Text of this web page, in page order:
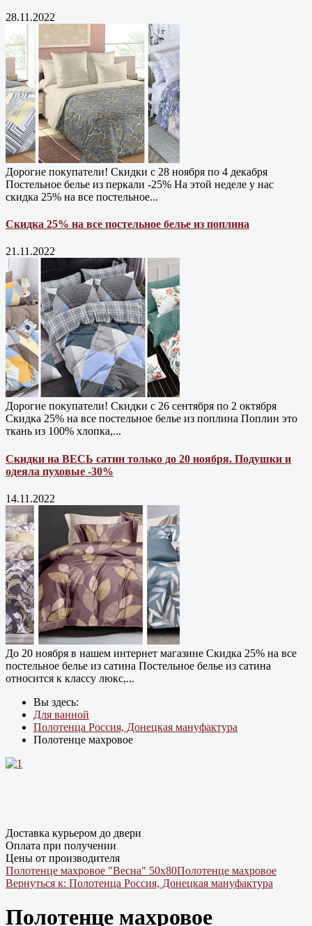
28.11.2022
Дорогие покупатели! Скидки с 28 ноября по 4 декабря
Постельное белье из перкали -25% На этой неделе у нас
скидка 25% на все постельное...
Скидка 25% на все постельное белье из поплина
21.11.2022
Дорогие покупатели! Скидки с 26 сентября по 2 октября
Скидка 25% на все постельное белье из поплина Поплин это
ткань из 100% хлопка,...
Скидки на ВЕСЬ сатин только до 20 ноября. Подушки и
одеяла пуховые -30%
14.11.2022
До 20 ноября в нашем интернет магазине Cкидка 25% на все
постельное белье из сатина Постельное белье из сатина
относится к классу люкс,...
Вы здесь:
Для ванной
Полотенца Россия, Донецкая мануфактура
Полотенце махровое
Доставка курьером до двери
Оплата при получении
Цены от производителя
Полотенце махровое "Весна" 50х80Полотенце махровое
Вернуться к: Полотенца Россия, Донецкая мануфактура
Полотенце махровое